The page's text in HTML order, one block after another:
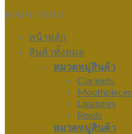
MAIN MENU
หน้าหลัก
สินค้าทั้งหมด
หมวดหมู่สินค้า
Clarinets
Mouthpieces
Ligatures
Reeds
หมวดหมู่สินค้า